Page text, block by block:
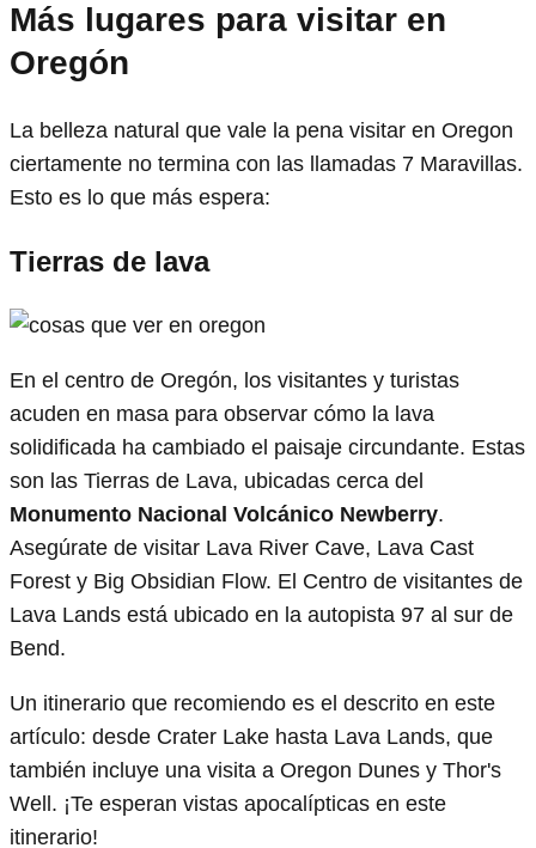
Más lugares para visitar en
Oregón
La belleza natural que vale la pena visitar en Oregon
ciertamente no termina con las llamadas 7 Maravillas.
Esto es lo que más espera:
Tierras de lava
En el centro de Oregón, los visitantes y turistas
acuden en masa para observar cómo la lava
solidificada ha cambiado el paisaje circundante. Estas
son las Tierras de Lava, ubicadas cerca del
Monumento Nacional Volcánico Newberry.
Asegúrate de visitar Lava River Cave, Lava Cast
Forest y Big Obsidian Flow. El Centro de visitantes de
Lava Lands está ubicado en la autopista 97 al sur de
Bend.
Un itinerario que recomiendo es el descrito en este
artículo: desde Crater Lake hasta Lava Lands, que
también incluye una visita a Oregon Dunes y Thor's
Well. ¡Te esperan vistas apocalípticas en este
itinerario!